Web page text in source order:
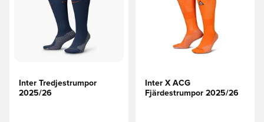
Inter Tredjestrumpor
2025/26
Inter X ACG
Fjärdestrumpor 2025/26